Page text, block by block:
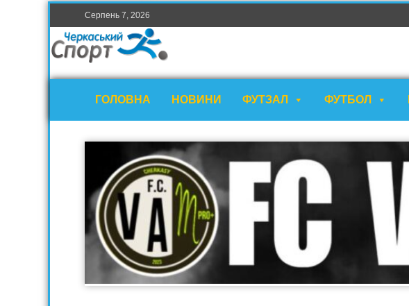
Серпень 7, 2026
ГОЛОВНА НОВИНИ ФУТЗАЛ ФУТБОЛ